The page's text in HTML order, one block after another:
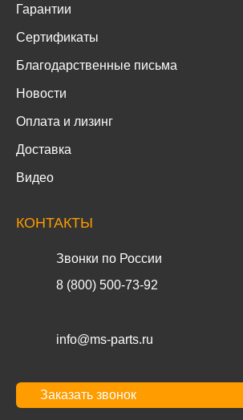
Гарантии
Сертификаты
Благодарственные письма
Новости
Оплата и лизинг
Доставка
Видео
КОНТАКТЫ
Звонки по России
8 (800) 500-73-92
info@ms-parts.ru
Заказать звонок